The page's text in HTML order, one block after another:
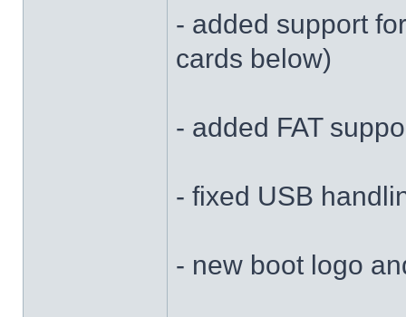
- added support
cards below)
- added FAT
- fixed USB
- new boot logo